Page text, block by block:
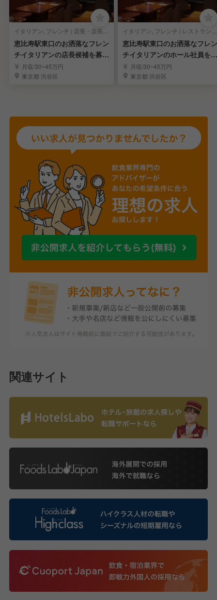
イタリアン, フレンチ | 店長・店長候補
恵比寿駅東口のお洒落なフレン
チイタリアンの店長候補を募
集！月収/30~45万円
東京都 渋谷区
イタリアン, フレンチ | レストランサービス・ホールスタッフ
恵比寿駅東口のお洒落なフレン
チイタリアンのホール社員を募
集！月収/30~45万円
東京都 渋谷区
関連サイト